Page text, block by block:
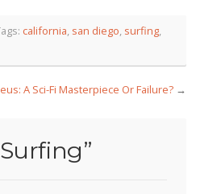
california san diego surfing
A Sci-Fi Masterpiece Or Failure?→
”